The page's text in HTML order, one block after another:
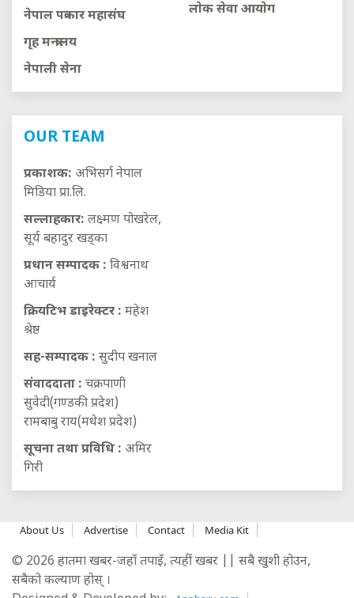
नेपाल पत्रकार महासंघ
गृह मन्त्रालय
नेपाली सेना
लाेक सेवा आयाेग
OUR TEAM
प्रकाशक: अभिसर्ग नेपाल
मिडिया प्रा.लि.
सल्लाहकार: लक्ष्मण पोखरेल,
सूर्य बहादुर खड्का
प्रधान सम्पादक : विश्वनाथ
आचार्य
क्रियटिभ डाइरेक्टर : महेश
श्रेष्ठ
सह-सम्पादक : सुदीप खनाल
संवाददाता : चक्रपाणी
सुवेदी(गण्डकी प्रदेश)
रामबाबु राय(मधेश प्रदेश)
सूचना तथा प्रविधि : अमिर
गिरी
About Us Advertise Contact Media Kit
© 2026 हातमा खबर-जहाँ तपाइँ, त्यहीं खबर || सबै खुशी होउन,
सबैको कल्याण होस् ।